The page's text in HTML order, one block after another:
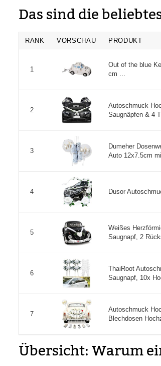
Das sind die
RANK VORSCHAU PRODUKT
1
Out of the blue
cm ...
2
Autoschmuck
Saugnäpfen & 4
3
Dumeher
Auto 12x7.5cm
4 Dusor
5
Weißes
Saugnapf, 2
6
ThaiRoot
Saugnapf, 10x
7
Autoschmuck
Blechdosen
Übersicht: Warum